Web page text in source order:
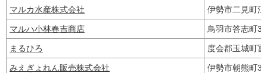
マルカ水産株式会社 伊勢市二見町
マルハ小林春吉商店 鳥羽市答志町
まるひろ 度会郡玉城町
みえぎょれん販売株式会社 伊勢市朝熊町